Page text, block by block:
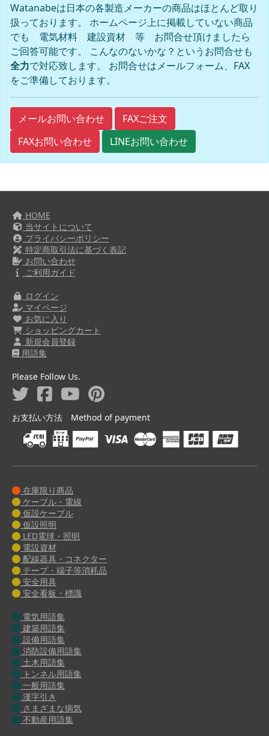
Watanabeは日本の各製造メーカーの商品はほとんど取り
扱っております。 ホームページ上に掲載していない商品
でも 電気材料 建設資材 等 お問合せ頂けましたら
ご回答可能です。 こんなのないかな？というお問合せも
全力で対応致します。 お問合せはメールフォーム、FAX
をご準備しております。
メールお問い合わせ
FAXご注文
FAXお問い合わせ
LINEお問い合わせ
HOME
当サイトについて
プライバシーポリシー
特定商取引法に基づく表記
お問い合わせ
ご利用ガイド
ログイン
マイページ
お気に入り
ショッピングカート
新規会員登録
用語集
Please Follow Us.
お支払い方法 Method of payment
在庫限り商品
ケーブル・電線
仮設ケーブル
仮設照明
LED電球・照明
電設資材
配線器具・コネクター
テープ・端子等消耗品
安全用具
安全看板・標識
電気用語集
建築用語集
設備用語集
消防設備用語集
土木用語集
トンネル用語集
一般用語集
漢字引き
さまざまな病気
不動産用語集